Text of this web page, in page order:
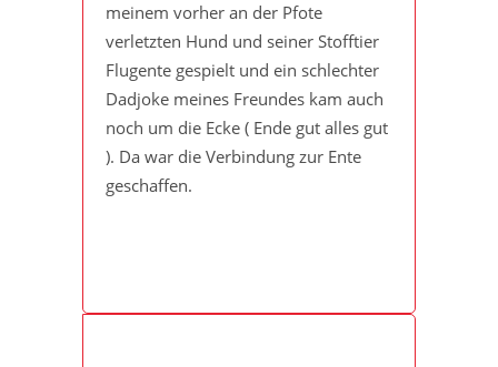
meinem vorher an der Pfote
verletzten Hund und seiner Stofftier
Flugente gespielt und ein schlechter
Dadjoke meines Freundes kam auch
noch um die Ecke ( Ende gut alles gut
). Da war die Verbindung zur Ente
geschaffen.